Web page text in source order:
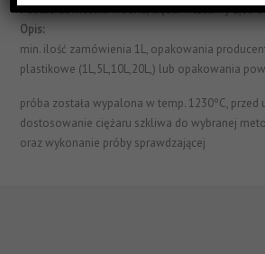
Postać:zawiesina wodna, ciężar właściwy 1,55
Opis:
min. ilość zamówienia 1L, opakowania
plastikowe (1L,5L,10L,20L,) lub opakowania
próba została wypalona w temp. 1230ºC, przed
dostosowanie ciężaru szkliwa do wybranej
oraz wykonanie próby sprawdzającej